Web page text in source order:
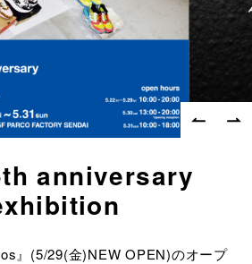
anniversary
』(5/29(金)NEW OPEN)のオープ